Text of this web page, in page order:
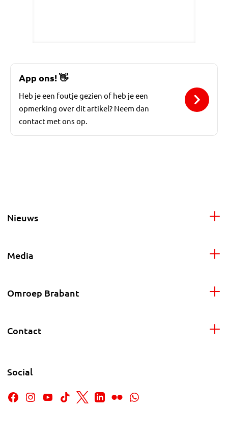
App ons!👋
Heb je een foutje gezien of heb je een
opmerking over dit artikel? Neem dan
contact met ons op.
Nieuws
Media
Omroep Brabant
Contact
Social